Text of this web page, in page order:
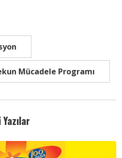
Mücadele Programı